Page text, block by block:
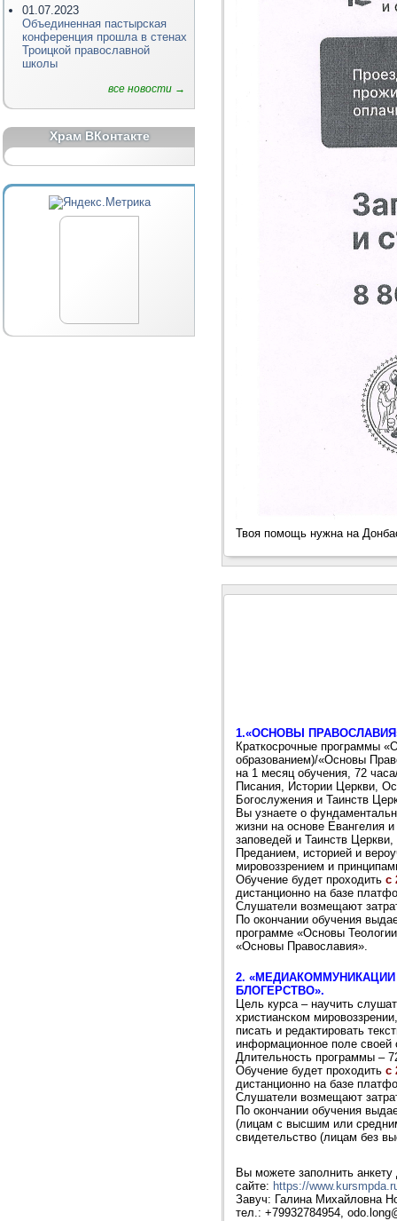
01.07.2023
Объединенная пастырская
конференция прошла в стенах
Троицкой православной
школы
все новости →
Храм ВКонтакте
Твоя помощь нужна на
1.«ОСНОВЫ
Краткосрочные программы
образованием)/«Основы
на 1 месяц обучения, 72
Писания, Истории Церкви,
Богослужения и Таинств
Вы узнаете о
жизни на основе Евангелия
заповедей и Таинств
Преданием, историей и
мировоззрением и
Обучение будет проходитьс
дистанционно на базе
Слушатели возмещают
По окончании обучения
программе «Основы
«Основы Православия».
2.
БЛОГЕРСТВО».
Цель курса – научить
христианском
писать и редактировать
информационное поле своей
Длительность программы –
Обучение будет проходитьс
дистанционно на базе
Слушатели возмещают
По окончании обучения
(лицам с высшим или
свидетельство (лицам без
Вы можете заполнить
сайте: https://
Завуч: Галина Михайловна
тел.: +79932784954,